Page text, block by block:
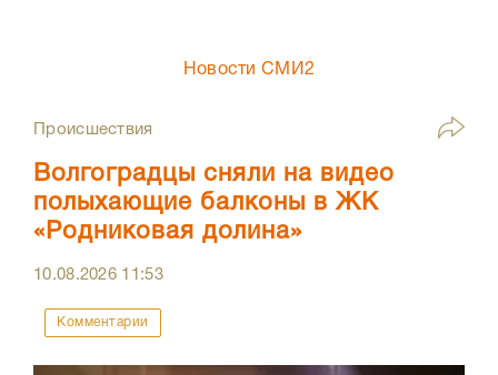
Новости СМИ2
Происшествия
Волгоградцы сняли на видео
полыхающие балконы в ЖК
«Родниковая долина»
10.08.2026 11:53
Комментарии